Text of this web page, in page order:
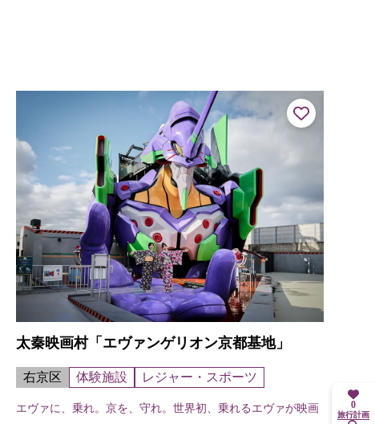
太秦映画村「エヴァンゲリオン京都基地」
右京区 体験施設 レジャー・スポーツ
エヴァに、乗れ。京を、守れ。世界初、乗れるエヴァが映画
0
旅行計画